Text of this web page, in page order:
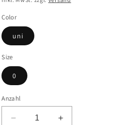
Color
uni
Size
0
Anzahl
Verringere
Erhöhe